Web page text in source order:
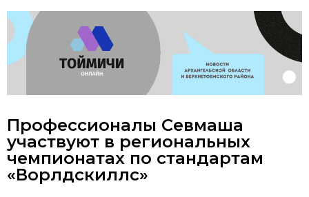
Профессионалы Севмаша
участвуют в региональных
чемпионатах по стандартам
«Ворлдскиллс»